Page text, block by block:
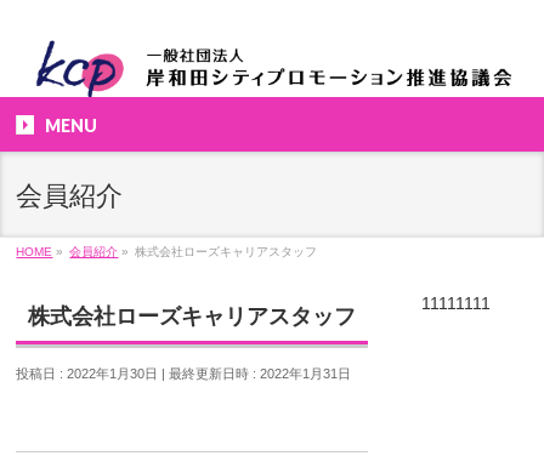
MENU
会員紹介
HOME » 会員紹介 » 株式会社ローズキャリアスタッフ
株式会社ローズキャリアスタッフ
投稿日 : 2022年1月30日 最終更新日時 : 2022年1月31日
11111111